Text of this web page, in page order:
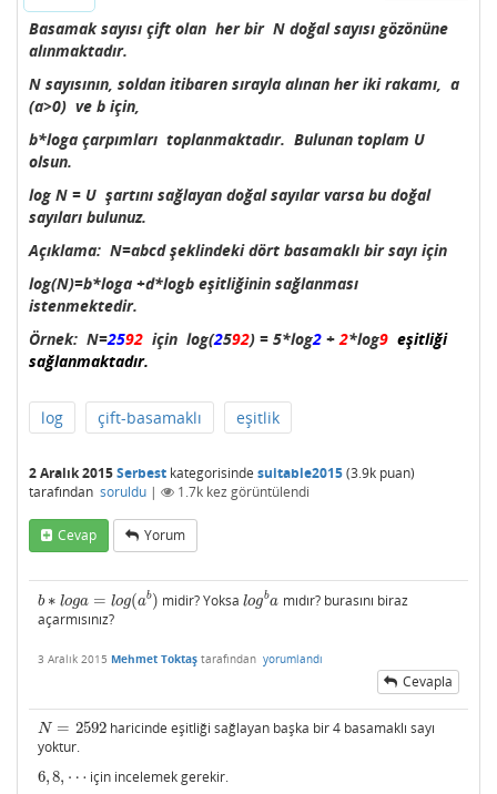
Basamak sayısı çift olan her bir N doğal sayısı gözönüne
alınmaktadır.
N sayısının, soldan itibaren sırayla alınan her iki rakamı, a
(a>0) ve b için,
b*loga çarpımları toplanmaktadır. Bulunan toplam U
olsun.
log N = U şartını sağlayan doğal sayılar varsa bu doğal
sayıları bulunuz.
Açıklama: N=abcd şeklindeki dört basamaklı bir sayı için
log(N)=b*loga +d*logb eşitliğinin sağlanması
istenmektedir.
Örnek: N=2592 için log(2592) = 5*log2 +2*log9 eşitliği
sağlanmaktadır.
log çift-basamaklı eşitlik
2 Aralık 2015Serbest kategorisinde suitable2015(3.9k puan)
tarafından soruldu | 1.7k kez görüntülendi
Cevap Yorum
b ∗ loga = log(ab)
b∗ oga= og (ab) midir? Yoksa logba
logba mıdır? burasını biraz
açarmısınız?
3 Aralık 2015 Mehmet Toktaş tarafından yorumlandı
Cevapla
N = 2592
N= 2592
haricinde eşitliği sağlayan başka bir 4 basamaklı sayı
yoktur.
6, 8, ⋯
6,8,⋯ için incelemek gerekir.